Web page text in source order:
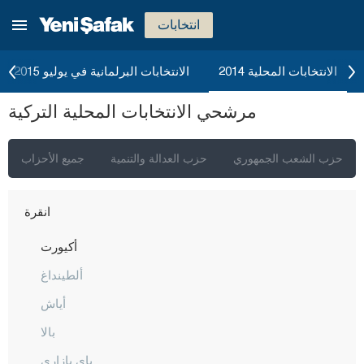
انتخابات
الانتخابات البرلمانية في يوليو 2015 الانتخابات المحلية 2014
مرشحي الانتخابات المحلية التركية
جميع الأحزاب حزب العدالة والتنمية حزب الشعب الجمهوري
إسطنبول
أنقرة
أكيورت
ألطينداغ
أياش
بالا
باي بازاري